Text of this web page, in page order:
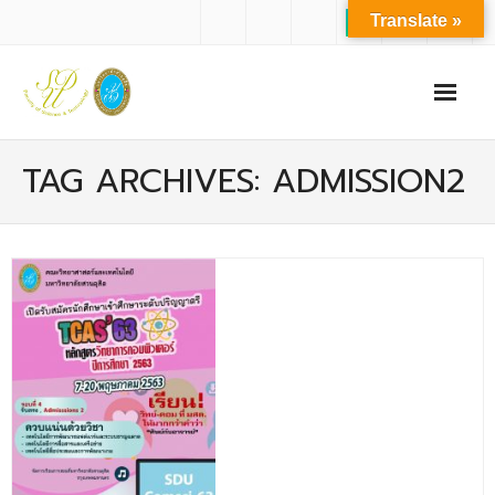
- ปรัชญา วิสัยทัศน์ พันธกิจ ของคณะ
- ประวัติความเป็นมาของคณะ
- บุคลากร
- - สำนักงานคณะวิทยาศาสตร์และเทคโนโลยี
- - บุคลากรวิชาการ
TAG ARCHIVES: ADMISSION2
Translate »